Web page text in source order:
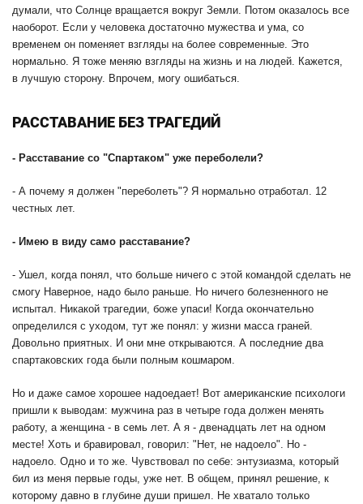
думали, что Солнце вращается вокруг Земли. Потом оказалось все
наоборот. Если у человека достаточно мужества и ума, со
временем он поменяет взгляды на более современные. Это
нормально. Я тоже меняю взгляды на жизнь и на людей. Кажется,
в лучшую сторону. Впрочем, могу ошибаться.
РАССТАВАНИЕ БЕЗ ТРАГЕДИЙ
- Расставание со "Спартаком" уже переболели?
- А почему я должен "переболеть"? Я нормально отработал. 12
честных лет.
- Имею в виду само расставание?
- Ушел, когда понял, что больше ничего с этой командой сделать не
смогу Наверное, надо было раньше. Но ничего болезненного не
испытал. Никакой трагедии, боже упаси! Когда окончательно
определился с уходом, тут же понял: у жизни масса граней.
Довольно приятных. И они мне открываются. А последние два
спартаковских года были полным кошмаром.
Но и даже самое хорошее надоедает! Вот американские психологи
пришли к выводам: мужчина раз в четыре года должен менять
работу, а женщина - в семь лет. А я - двенадцать лет на одном
месте! Хоть и бравировал, говорил: "Нет, не надоело". Но -
надоело. Одно и то же. Чувствовал по себе: энтузиазма, который
бил из меня первые годы, уже нет. В общем, принял решение, к
которому давно в глубине души пришел. Не хватало только